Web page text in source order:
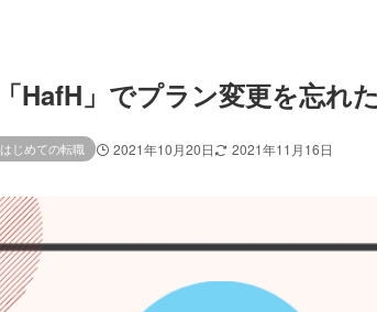
「HafH」でプラン変更を忘れ
はじめての転職 2021年10月20日 2021年11月16日